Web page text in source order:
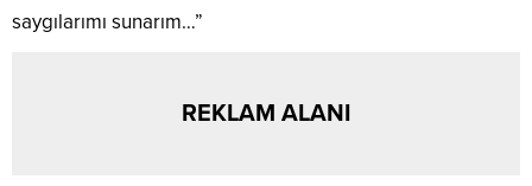
saygılarımı sunarım…”
REKLAM ALANI